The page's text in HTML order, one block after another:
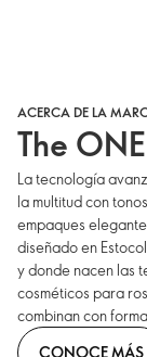
ACERCA DE LA
The ONE
La tecnología
la multitud con
empaques
diseñado en
y donde nacen las
cosméticos para
combinan con
CONOCE MÁS